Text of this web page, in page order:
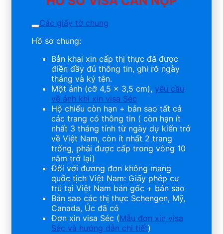
Các giấy tờ chung
Hồ sơ chung:
Bản khai xin cấp thị thực đã được
điền đầy đủ thông tin, ghi rõ ngày
tháng và ký tên.
Một ảnh (cỡ 4,5 x 3,5 cm), yêu cầu
về ảnh khi xin visa Séc
Hộ chiếu còn hạn + bản sao tất cả
các trang có thông tin ( còn hạn ít
nhất 3 tháng tính từ ngày dự kiến trở
về Việt Nam, còn ít nhất 2 trang
trống, phải được cấp trong vòng 10
năm trở lại)
Đối với đương đơn không mang
quốc tịch Việt Nam: Giấy phép cư
trú tại Việt Nam bản gốc + bản sao
Bản sao các thị thực Schengen, Mỹ,
Canada, Úc đã có
Đơn xin visa Séc (Mẫu đơn xin visa
Séc và hướng dẫn chi tiết)